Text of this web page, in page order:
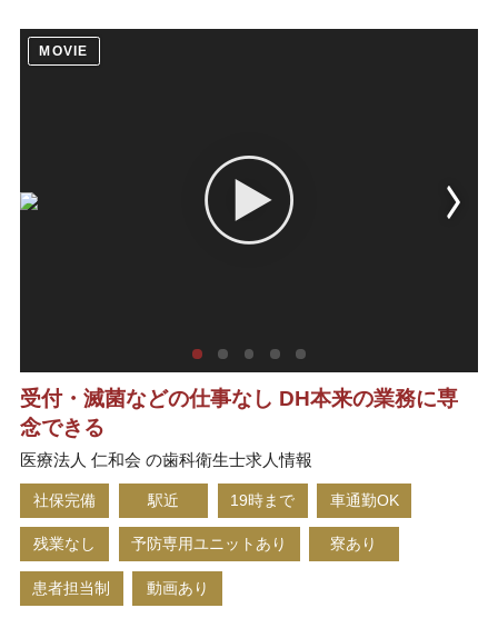
MOVIE
受付・滅菌などの仕事なし DH本来の業務に専
念できる
医療法人 仁和会 の歯科衛生士求人情報
社保完備 駅近 19時まで 車通勤OK
残業なし 予防専用ユニットあり 寮あり
患者担当制 動画あり